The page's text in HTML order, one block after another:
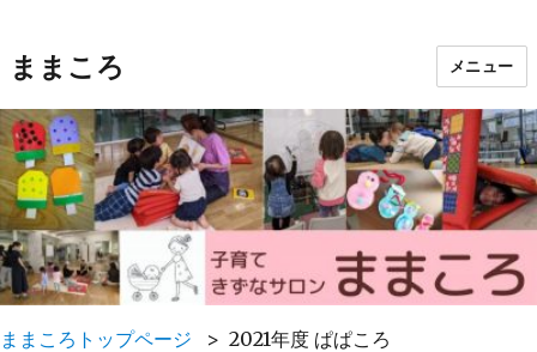
ままころ メニュー
ままころトップページ 2021年度 ぱぱころ